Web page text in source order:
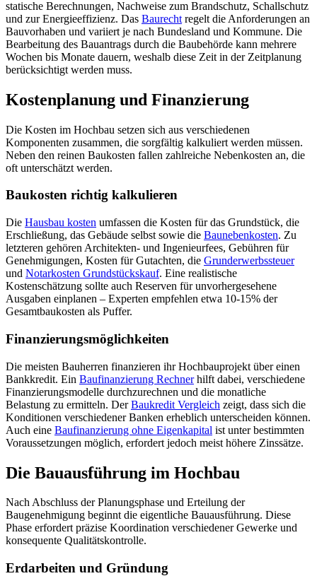
statische Berechnungen, Nachweise zum Brandschutz, Schallschutz
und zur Energieeffizienz. Das Baurecht regelt die Anforderungen an
Bauvorhaben und variiert je nach Bundesland und Kommune. Die
Bearbeitung des Bauantrags durch die Baubehörde kann mehrere
Wochen bis Monate dauern, weshalb diese Zeit in der Zeitplanung
berücksichtigt werden muss.
Kostenplanung und Finanzierung
Die Kosten im Hochbau setzen sich aus verschiedenen
Komponenten zusammen, die sorgfältig kalkuliert werden müssen.
Neben den reinen Baukosten fallen zahlreiche Nebenkosten an, die
oft unterschätzt werden.
Baukosten richtig kalkulieren
Die Hausbau kosten umfassen die Kosten für das Grundstück, die
Erschließung, das Gebäude selbst sowie die Baunebenkosten. Zu
letzteren gehören Architekten- und Ingenieurfees, Gebühren für
Genehmigungen, Kosten für Gutachten, die Grunderwerbssteuer
und Notarkosten Grundstückskauf. Eine realistische
Kostenschätzung sollte auch Reserven für unvorhergesehene
Ausgaben einplanen – Experten empfehlen etwa 10-15% der
Gesamtbaukosten als Puffer.
Finanzierungsmöglichkeiten
Die meisten Bauherren finanzieren ihr Hochbauprojekt über einen
Bankkredit. Ein Baufinanzierung Rechnerhilft dabei, verschiedene
Finanzierungsmodelle durchzurechnen und die monatliche
Belastung zu ermitteln. DerBaukredit Vergleich zeigt, dass sich die
Konditionen verschiedener Banken erheblich unterscheiden können.
Auch eine Baufinanzierung ohne Eigenkapital ist unter bestimmten
Voraussetzungen möglich, erfordert jedoch meist höhere Zinssätze.
Die Bauausführung im Hochbau
Nach Abschluss der Planungsphase und Erteilung der
Baugenehmigung beginnt die eigentliche Bauausführung. Diese
Phase erfordert präzise Koordination verschiedener Gewerke und
konsequente Qualitätskontrolle.
Erdarbeiten und Gründung